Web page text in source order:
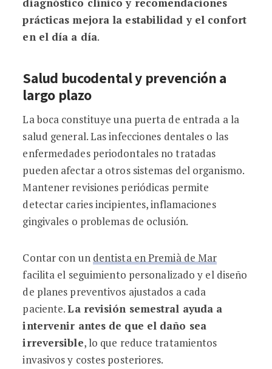
prácticas mejora la estabilidad y el confort
en el día a día.
Salud bucodental y prevención a
largo plazo
La boca constituye una puerta de entrada a la
salud general. Las infecciones dentales o las
enfermedades periodontales no tratadas
pueden afectar a otros sistemas del organismo.
Mantener revisiones periódicas permite
detectar caries incipientes, inflamaciones
gingivales o problemas de oclusión.
Contar con un dentista en Premià de Mar
facilita el seguimiento personalizado y el diseño
de planes preventivos ajustados a cada
paciente.La revisión semestral ayuda a
intervenir antes de que el daño sea
irreversible, lo que reduce tratamientos
invasivos y costes posteriores.